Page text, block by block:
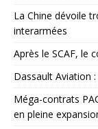
La Chine dévoile
interarmées
Après le SCAF, le
Dassault Aviation
Méga-contrats
en pleine